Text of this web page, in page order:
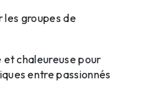
groupes de
chaleureuse pour
entre passionnés